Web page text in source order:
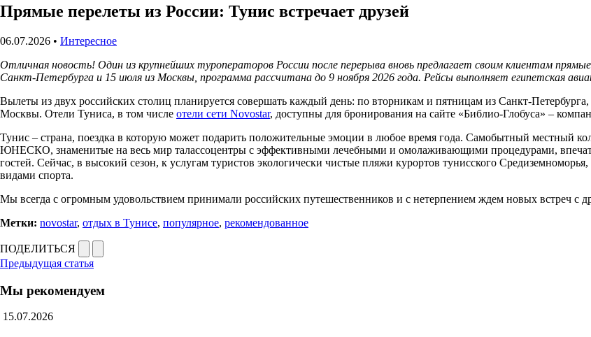
Прямые перелеты из России: Тунис встречает друзей
06.07.2026 • Интересное
Отличная новость! Один из крупнейших туроператоров России после перерыва вновь предлагает своим клиентам
Санкт-Петербурга и 15 июля из Москвы, программа рассчитана до 9 ноября 2026 года. Рейсы выполняет египетская
Вылеты из двух российских столиц планируется совершать каждый день: по вторникам и пятницам из Санкт-
Москвы. Отели Туниса, в том числе отели сети Novostar, доступны для бронирования на сайте «Библио-Глобуса» –
Тунис – страна, поездка в которую может подарить положительные эмоции в любое время года. Самобытный местный
ЮНЕСКО, знаменитые на весь мир талассоцентры с эффективными лечебными и омолаживающими процедурами,
гостей. Сейчас, в высокий сезон, к услугам туристов экологически чистые пляжи курортов тунисского
видами спорта.
Мы всегда с огромным удовольствием принимали российских путешественников и с нетерпением ждем новых встреч с
Метки: novostar, отдых в Тунисе, популярное, рекомендованное
ПОДЕЛИТЬСЯ
Предыдущая статья
Мы рекомендуем
15.07.2026